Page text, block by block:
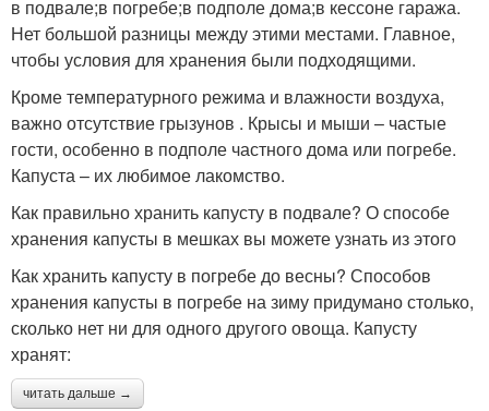
в подвале;в погребе;в подполе дома;в кессоне гаража.
Нет большой разницы между этими местами. Главное,
чтобы условия для хранения были подходящими.
Кроме температурного режима и влажности воздуха,
важно отсутствие грызунов . Крысы и мыши – частые
гости, особенно в подполе частного дома или погребе.
Капуста – их любимое лакомство.
Как правильно хранить капусту в подвале? О способе
хранения капусты в мешках вы можете узнать из этого
Как хранить капусту в погребе до весны? Способов
хранения капусты в погребе на зиму придумано столько,
сколько нет ни для одного другого овоща. Капусту
хранят:
читать дальше →